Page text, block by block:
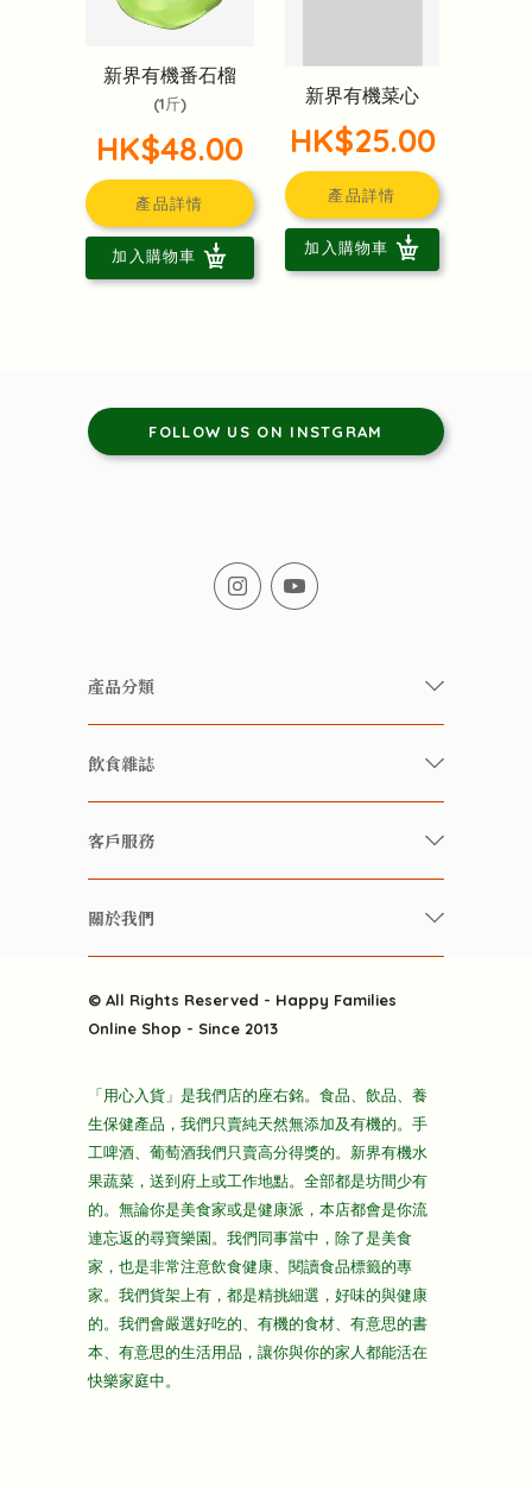
新界有機番石榴
(1斤)
HK$48.00
產品詳情
加入購物車
HK$25.00
加入購物車
FOLLOW US ON INSTGRAM
產品分類
有機/無農藥新鮮蔬果
有機 / 無添加飲品
養生保健好東西
酒類
雜貨部
折上折大特價
主頁
飲食雜誌
快樂家庭 飲食雜誌
雲南搜食記
粒粒皆辛苦
快樂電視台
客戶服務
常見問題
關於我們
送貨
隱私政策
© All Rights Reserved - Happy Families
Online Shop - Since 2013
「用心入貨」是我們店的座右銘。食品、飲品、養
生保健產品，我們只賣純天然無添加及有機的。手
工啤酒、葡萄酒我們只賣高分得獎的。新界有機水
果蔬菜，送到府上或工作地點。全部都是坊間少有
的。無論你是美食家或是健康派，本店都會是你流
連忘返的尋寶樂園。我們同事當中，除了是美食
家，也是非常注意飲食健康、閱讀食品標籤的專
家。我們貨架上有，都是精挑細選，好味的與健康
的。我們會嚴選好吃的、有機的食材、有意思的書
本、有意思的生活用品，讓你與你的家人都能活在
快樂家庭中。